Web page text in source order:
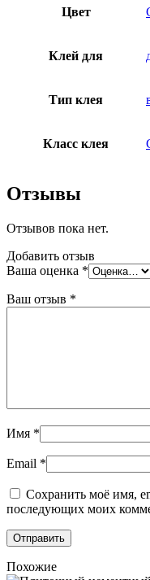
Цвет
Клей для
Тип клея
Класс клея
Отзывы
Отзывов пока нет.
Добавить отзыв
Ваша оценка *
Ваш отзыв *
Имя *
Email *
Сохранить моё имя,
последующих моих
Похожие